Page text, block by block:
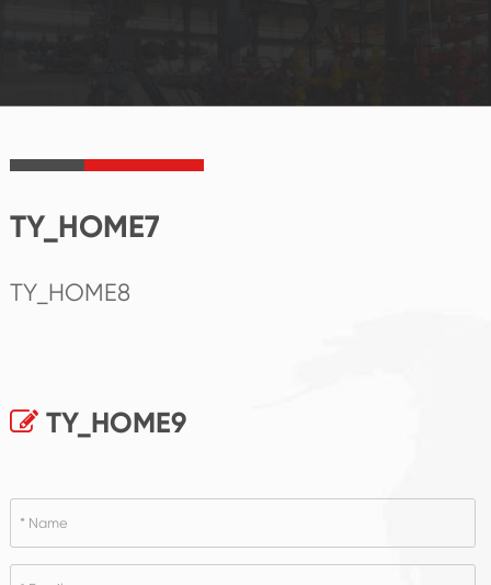
TY_HOME7
TY_HOME8
TY_HOME9